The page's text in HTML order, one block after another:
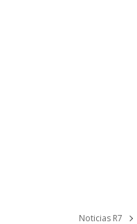
Noticias R7